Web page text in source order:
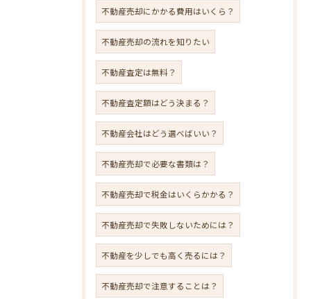
不動産売却にかかる費用はいくら？
不動産売却の流れを知りたい
不動産査定は無料？
不動産査定額はどう決まる？
不動産会社はどう選べばいい？
不動産売却で必要な書類は？
不動産売却で税金はいくらかかる？
不動産売却で失敗しないためには？
不動産を少しでも高く売るには？
不動産売却で注意することは？